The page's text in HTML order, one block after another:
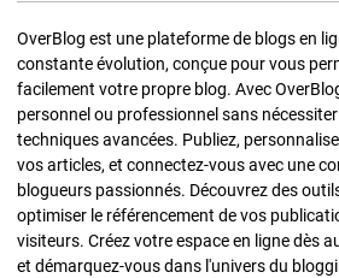
OverBlog est une plateforme de blogs en
constante évolution, conçue pour vous
facilement votre propre blog. Avec
personnel ou professionnel sans
techniques avancées. Publiez,
vos articles, et connectez-vous avec une
blogueurs passionnés. Découvrez des
optimiser le référencement de vos
visiteurs. Créez votre espace en ligne dès
et démarquez-vous dans l'univers du